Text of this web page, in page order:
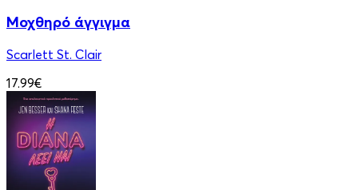
Μοχθηρό άγγιγμα
Scarlett St. Clair
17.99€